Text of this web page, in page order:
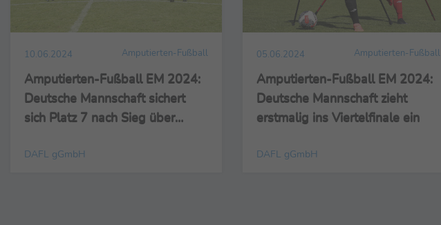
10.06.2024 Amputierten-Fußball
Amputierten-Fußball EM 2024:
Deutsche Mannschaft sichert
sich Platz 7 nach Sieg über
DAFL gGmbH
05.06.2024 Amputierten-Fußball
Amputierten-Fußball EM 2024:
Deutsche Mannschaft zieht
erstmalig ins Viertelfinale ein
DAFL gGmbH